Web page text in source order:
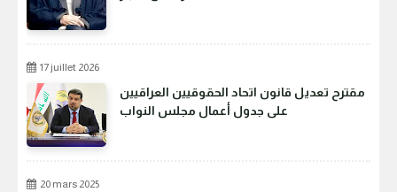
17 juillet 2026
مقترح تعديل قانون اتحاد الحقوقيين العراقيين
على جدول أعمال مجلس النواب
20 mars 2025